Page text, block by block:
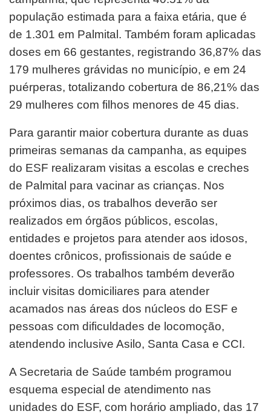
população estimada para a faixa etária, que é
de 1.301 em Palmital. Também foram aplicadas
doses em 66 gestantes, registrando 36,87% das
179 mulheres grávidas no município, e em 24
puérperas, totalizando cobertura de 86,21% das
29 mulheres com filhos menores de 45 dias.
Para garantir maior cobertura durante as duas
primeiras semanas da campanha, as equipes
do ESF realizaram visitas a escolas e creches
de Palmital para vacinar as crianças. Nos
próximos dias, os trabalhos deverão ser
realizados em órgãos públicos, escolas,
entidades e projetos para atender aos idosos,
doentes crônicos, profissionais de saúde e
professores. Os trabalhos também deverão
incluir visitas domiciliares para atender
acamados nas áreas dos núcleos do ESF e
pessoas com dificuldades de locomoção,
atendendo inclusive Asilo, Santa Casa e CCI.
A Secretaria de Saúde também programou
esquema especial de atendimento nas
unidades do ESF, com horário ampliado, das 17